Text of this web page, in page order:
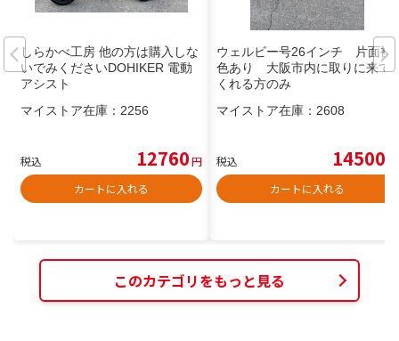
しらかべ工房 他の方は購入しな
いでみくださいDOHIKER 電動
アシスト
マイストア在庫： 2256
税込 12760円
カートに入れる
ウェルビー号26インチ 片面褪
色あり 大阪市内に取りに来て
くれる方のみ
マイストア在庫： 2608
税込 14500
カートに入れる
このカテゴリをもっと見る